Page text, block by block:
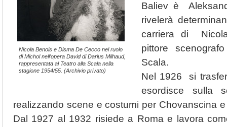
Nicola Benois e Disma De Cecco nel ruolo
di Michol nell’opera David di Darius Milhaud,
rappresentata al Teatro alla Scala nella
stagione 1954/55. (Archivio privato)
Baliev è
rivelerà
carriera di
pittore
Scala.
Nel 1926 si
esordisce sulla
realizzando scene e costumi per Chovanscina
Dal 1927 al 1932 risiede a Roma e lavora